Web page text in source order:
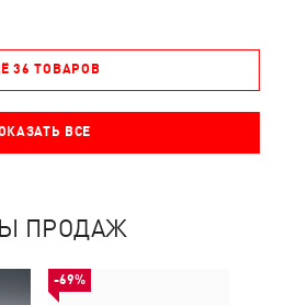
36 ТОВАРОВ
ВСЕ
ПРОДАЖ
-69%